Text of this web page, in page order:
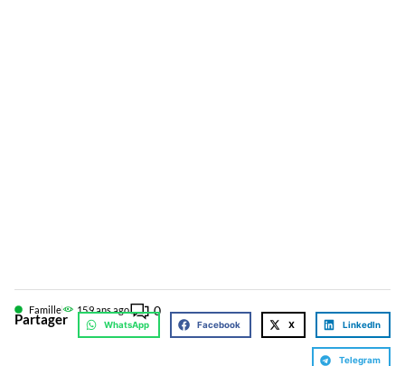
Famille 159 ans ago 0
Partager WhatsApp Facebook X LinkedIn
Telegram